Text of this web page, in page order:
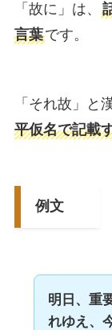
「故に」は、
言葉です。
「それ故」と
平仮名で記載
例文
明日、重
れゆえ、